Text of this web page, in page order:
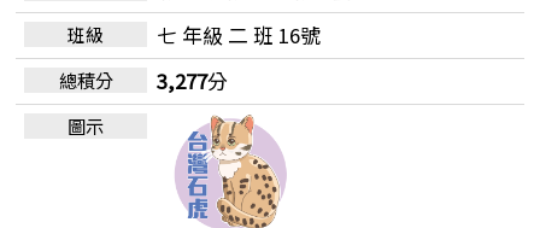
七 年級 二 班 16號
3,277分